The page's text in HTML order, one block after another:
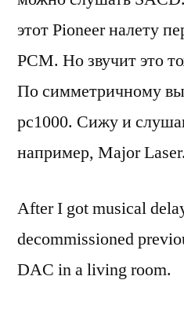
этот Pioneer налету
PCM. Но звучит это
По симметричному
pc1000. Сижу и
например, Major
After I got musical
decommissioned
DAC in a living room.